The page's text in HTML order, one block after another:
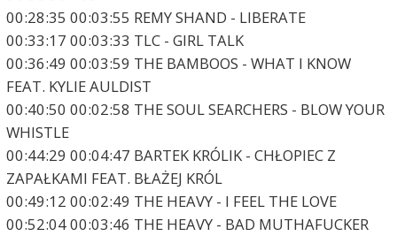
00:28:35 00:03:55 REMY SHAND - LIBERATE
00:33:17 00:03:33 TLC - GIRL TALK
00:36:49 00:03:59 THE BAMBOOS - WHAT I KNOW
FEAT. KYLIE AULDIST
00:40:50 00:02:58 THE SOUL SEARCHERS - BLOW YOUR
WHISTLE
00:44:29 00:04:47 BARTEK KRÓLIK - CHŁOPIEC Z
ZAPAŁKAMI FEAT. BŁAŻEJ KRÓL
00:49:12 00:02:49 THE HEAVY - I FEEL THE LOVE
00:52:04 00:03:46 THE HEAVY - BAD MUTHAFUCKER